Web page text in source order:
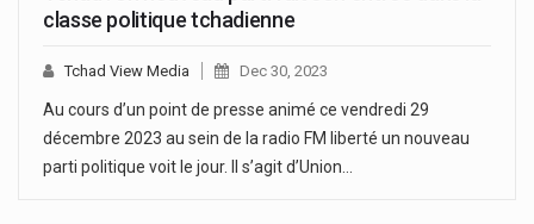
classe politique tchadienne
Tchad View Media Dec 30, 2023
Au cours d’un point de presse animé ce vendredi 29
décembre 2023 au sein de la radio FM liberté un nouveau
parti politique voit le jour. Il s’agit d’Union…